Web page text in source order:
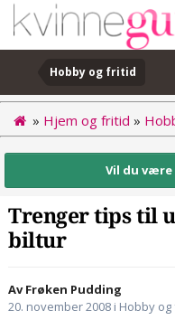
Hobby og fritid
» Hjem og fritid »
Vil du være
Trenger tips til
biltur
Av Frøken Pudding
20. november 2008 i Hobby